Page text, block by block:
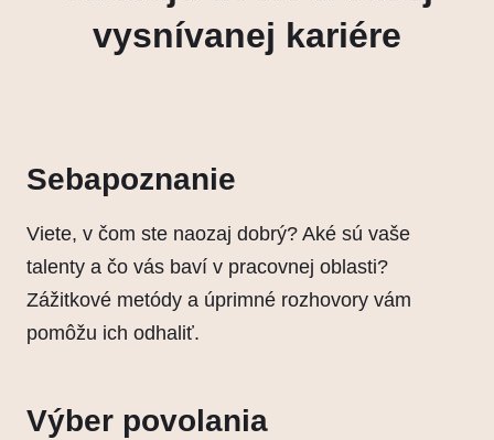
vysnívanej kariére
Sebapoznanie
Viete, v čom ste naozaj dobrý? Aké sú vaše
talenty a čo vás baví v pracovnej oblasti?
Zážitkové metódy a úprimné rozhovory vám
pomôžu ich odhaliť.
Výber povolania